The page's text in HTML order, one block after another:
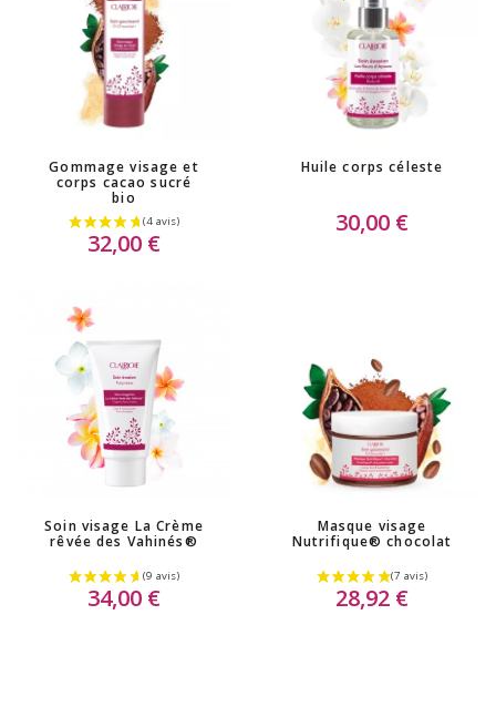
Gommage visage et
corps cacao sucré
bio
32,00 €
Huile corps céleste
30,00 €
Soin visage La Crème
rêvée des Vahinés®
34,00 €
Masque visage
Nutrifique® chocolat
28,92 €